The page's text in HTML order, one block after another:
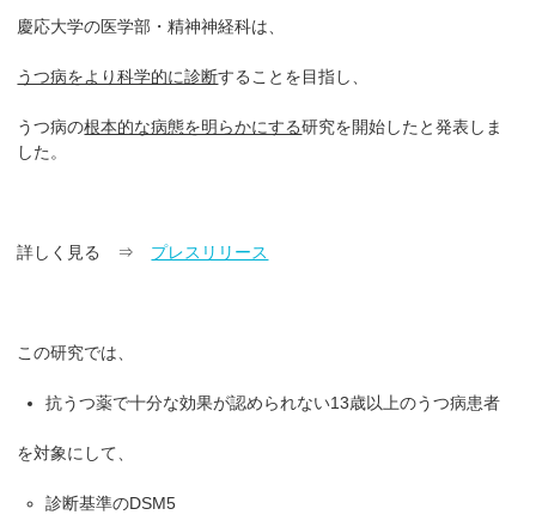
慶応大学の医学部・精神神経科は、
うつ病をより科学的に診断することを目指し、
うつ病の根本的な病態を明らかにする研究を開始したと発表しま
した。
詳しく見る ⇒ プレスリリース
この研究では、
抗うつ薬で十分な効果が認められない13歳以上のうつ病患者
を対象にして、
診断基準のDSM5